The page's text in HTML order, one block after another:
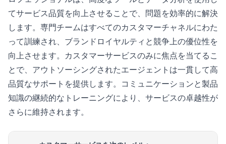
てサービス品質を向上させることで、問題を効率的に解決
します。専門チームはすべてのカスタマーチャネルにわた
って訓練され、ブランドロイヤルティと競争上の優位性を
向上させます。カスタマーサービスのみに焦点を当てるこ
とで、アウトソーシングされたエージェントは一貫して高
品質なサポートを提供します。コミュニケーションと製品
知識の継続的なトレーニングにより、サービスの卓越性が
さらに維持されます。